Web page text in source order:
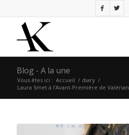
Blog - A la une
Vous êtes ici : Accueil / diary /
Laura Smet à l’Avant-Première de Valérian